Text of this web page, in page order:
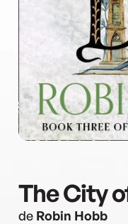
The City
de Robin Hobb